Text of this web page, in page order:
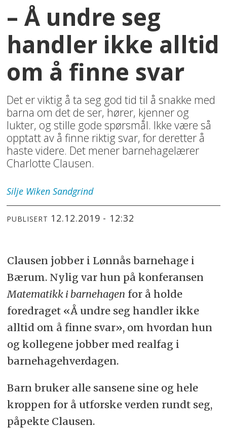
– Å undre seg
handler ikke alltid
om å finne svar
Det er viktig å ta seg god tid til å snakke med
barna om det de ser, hører, kjenner og
lukter, og stille gode spørsmål. Ikke være så
opptatt av å finne riktig svar, for deretter å
haste videre. Det mener barnehagelærer
Charlotte Clausen.
Silje Wiken Sandgrind
PUBLISERT 12.12.2019 - 12:32
Clausen jobber i Lønnås barnehage i
Bærum. Nylig var hun på konferansen
Matematikk i barnehagen for å holde
foredraget «Å undre seg handler ikke
alltid om å finne svar», om hvordan hun
og kollegene jobber med realfag i
barnehagehverdagen.
Barn bruker alle sansene sine og hele
kroppen for å utforske verden rundt seg,
påpekte Clausen.